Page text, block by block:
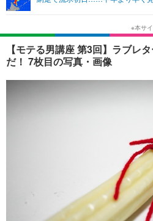
ショッピング
エンタメ
エンタメTOP
韓流・K-POP
ライフ
ライフTOP
リリース一覧
【モテる男講座 第3回】ラブレ
だ！ 7枚目の写真・画像